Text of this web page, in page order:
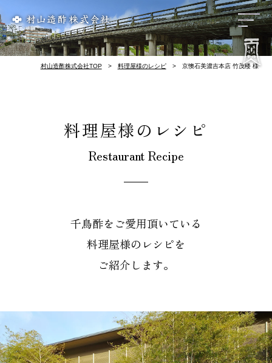
リンク集会社概要歴 史お酢づくり千鳥酢と南丹市料理屋様のレシピ酢てきなレシピ千鳥酢について
村山造酢株式会社TOP 料理屋様のレシピ 京懊石美濃吉本店 竹茂楼 様
料理屋様のレシピ
Restaurant Recipe
千鳥酢をご愛用頂いている
料理屋様のレシピを
ご紹介します。